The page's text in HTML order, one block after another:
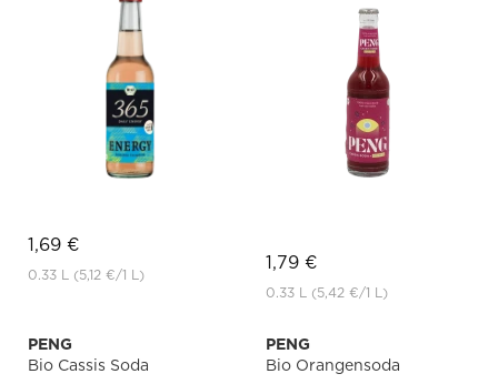
1,69 €
0.33 L (5,12 €/1 L)
1,79 €
0.33 L (5,42 €/1 L)
PENG
Bio Cassis Soda
PENG
Bio Orangensoda